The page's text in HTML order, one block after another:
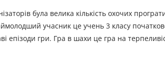
була велика кількість охочих
учасник це учень 3 класу
епізоди гри. Гра в шахи це гра на